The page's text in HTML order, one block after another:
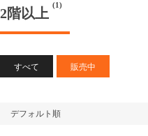
2階以上
(1)
すべて 販売中
デフォルト順